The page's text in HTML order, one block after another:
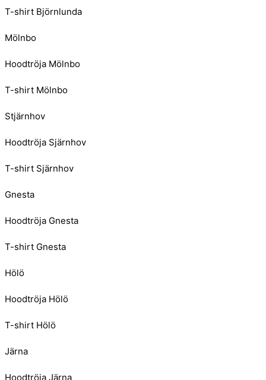
T-shirt Björnlunda
Mölnbo
Hoodtröja Mölnbo
T-shirt Mölnbo
Stjärnhov
Hoodtröja Sjärnhov
T-shirt Sjärnhov
Gnesta
Hoodtröja Gnesta
T-shirt Gnesta
Hölö
Hoodtröja Hölö
T-shirt Hölö
Järna
Hoodtröja Järna